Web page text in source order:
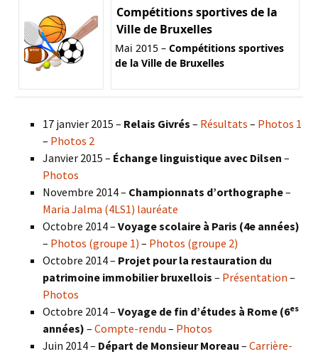
Compétitions sportives de la
Ville de Bruxelles
Mai 2015 – Compétitions sportives
de la Ville de Bruxelles
17 janvier 2015 – Relais Givrés – Résultats – Photos 1
– Photos 2
Janvier 2015 – Échange linguistique avec Dilsen –
Photos
Novembre 2014 – Championnats d’orthographe–
Maria Jalma (4LS1) lauréate
Octobre 2014 – Voyage scolaire à Paris (4e années)
– Photos (groupe 1) – Photos (groupe 2)
Octobre 2014 – Projet pour la restauration du
patrimoine immobilier bruxellois – Présentation –
Photos
Octobre 2014 – Voyage de fin d’études à Rome (6es
années) – Compte-rendu – Photos
Juin 2014 – Départ de Monsieur Moreau – Carrière-